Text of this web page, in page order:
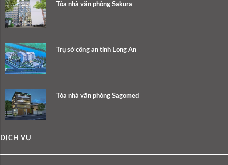
Tòa nhà văn phòng Sakura
Trụ sở công an tỉnh Long An
Tòa nhà văn phòng Sagomed
DỊCH VỤ